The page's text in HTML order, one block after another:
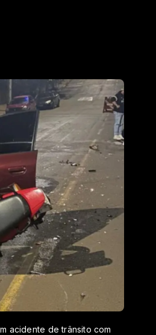
acidente de trânsito com